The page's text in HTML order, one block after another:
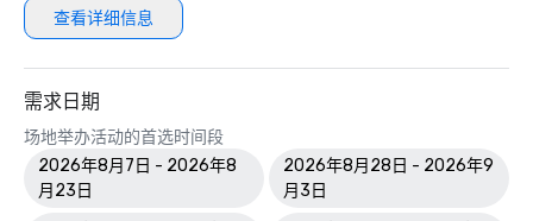
查看详细信息
需求日期
场地举办活动的首选时间段
2026年8月7日 - 2026年8
月23日
2026年8月28日 - 2026年9
月3日